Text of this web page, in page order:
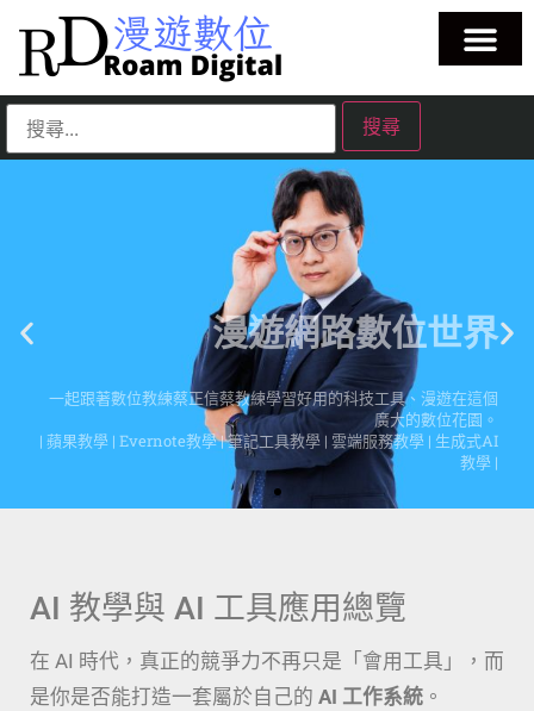
漫遊網路數位世界
一起跟著數位教練蔡正信蔡教練學習好用的科技工具、漫遊在這個
廣大的數位花園。
| 蘋果教學 | Evernote教學 | 筆記工具教學 | 雲端服務教學 | 生成式AI
點擊這裡
AI 教學與 AI 工具應用總覽
在 AI 時代，真正的競爭力不再只是「會用工具」，而
是你是否能打造一套屬於自己的 AI 工作系統 。